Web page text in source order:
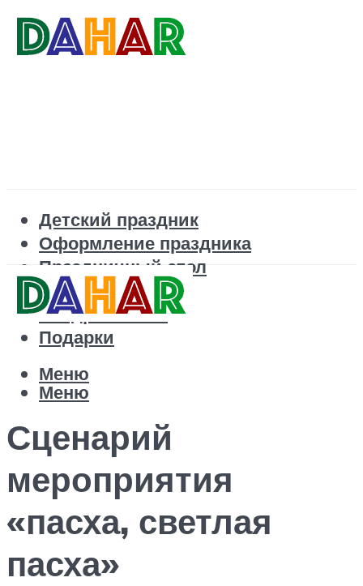
Детский праздник
Оформление праздника
Праздничный стол
Корпоратив
Поздравления
Подарки
Меню
Меню
Сценарий
мероприятия
«пасха, светлая
пасха»